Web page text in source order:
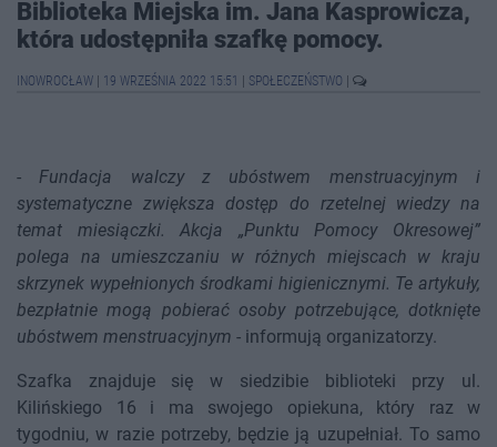
Biblioteka Miejska im. Jana Kasprowicza,
która udostępniła szafkę pomocy.
INOWROCŁAW 19 WRZEŚNIA 2022 15:51 SPOŁECZEŃSTWO
-Fundacja walczy z ubóstwem menstruacyjnym i
systematyczne zwiększa dostęp do rzetelnej wiedzy na
temat miesiączki. Akcja „Punktu Pomocy Okresowej”
polega na umieszczaniu w różnych miejscach w kraju
skrzynek wypełnionych środkami higienicznymi. Te artykuły,
bezpłatnie mogą pobierać osoby potrzebujące, dotknięte
ubóstwem menstruacyjnym - informują organizatorzy.
Szafka znajduje się w siedzibie biblioteki przy ul.
Kilińskiego 16 i ma swojego opiekuna, który raz w
tygodniu, w razie potrzeby, będzie ją uzupełniał. To samo